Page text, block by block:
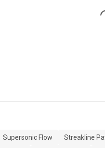
Supersonic Flow
Streakline